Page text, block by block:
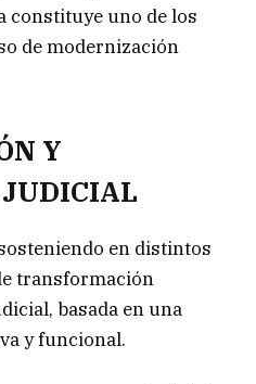
constituye uno de los
de modernización
Y
en distintos
transformación
basada en una
y funcional.